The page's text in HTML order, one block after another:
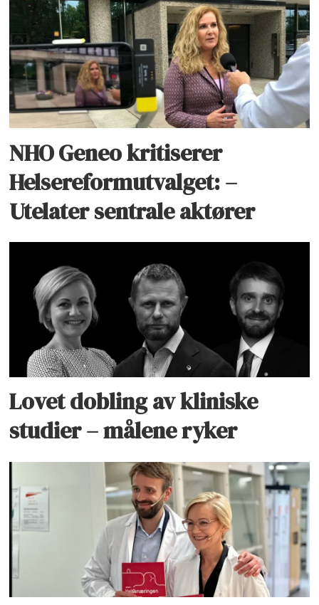
NHO Geneo kritiserer
Helsereformutvalget: –
Utelater sentrale aktører
Lovet dobling av kliniske
studier – målene ryker